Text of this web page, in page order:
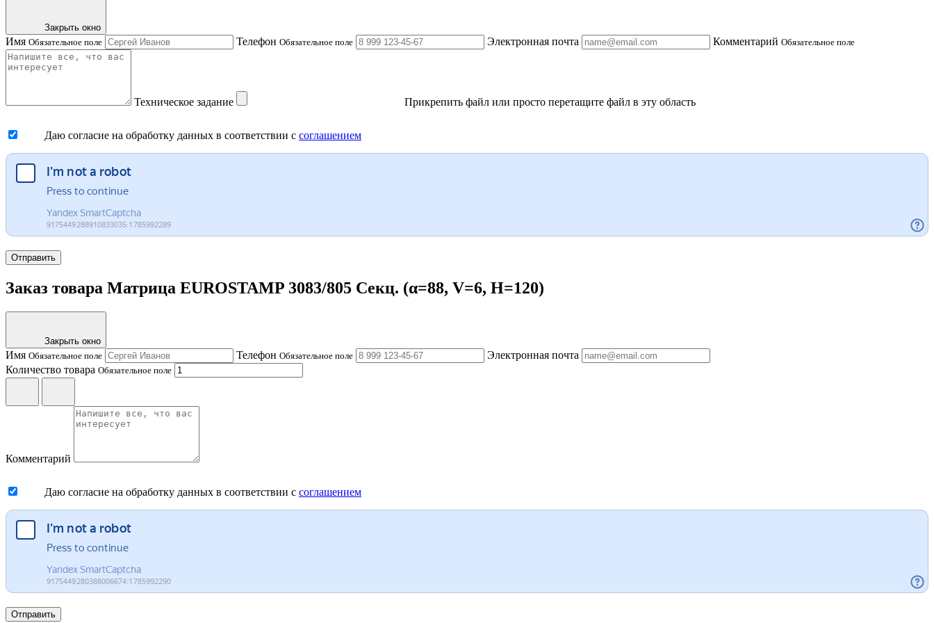
Закрыть окно
Имя Обязательное поле Телефон Обязательное поле Электронная почта Комментарий Обязательное поле
Техническое задание Прикрепить файл или просто перетащите файл в эту область
Даю согласие на обработку данных в соответствии с соглашением
Отправить
Заказ товара Матрица EUROSTAMP 3083/805 Секц. (α=88, V=6, H=120)
Закрыть окно
Имя Обязательное поле Телефон Обязательное поле
Электронная почта
Количество товара Обязательное поле
Комментарий
Даю согласие на обработку данных в соответствии с соглашением
Отправить